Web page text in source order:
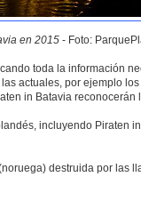
en 2015 - Foto:
toda la información
actuales, por ejemplo
in Batavia reconocerán
incluyendo Piraten
destruida por las